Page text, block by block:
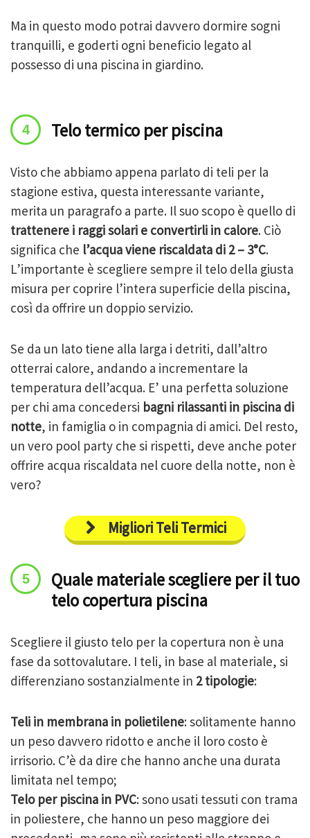
Ma in questo modo potrai davvero dormire sogni
tranquilli, e goderti ogni beneficio legato al
possesso di una piscina in giardino.
Telo termico per piscina
Visto che abbiamo appena parlato di teli per la
stagione estiva, questa interessante variante,
merita un paragrafo a parte. Il suo scopo è quello di
trattenere i raggi solari e convertirli in calore. Ciò
significa che l’acqua viene riscaldata di 2 – 3°C.
L’importante è scegliere sempre il telo della giusta
misura per coprire l’intera superficie della piscina,
così da offrire un doppio servizio.
Se da un lato tiene alla larga i detriti, dall’altro
otterrai calore, andando a incrementare la
temperatura dell’acqua. E’ una perfetta soluzione
per chi ama concedersi bagni rilassanti in piscina di
notte, in famiglia o in compagnia di amici. Del resto,
un vero pool party che si rispetti, deve anche poter
offrire acqua riscaldata nel cuore della notte, non è
vero?
Migliori Teli Termici
Quale materiale scegliere per il tuo
telo copertura piscina
Scegliere il giusto telo per la copertura non è una
fase da sottovalutare. I teli, in base al materiale, si
differenziano sostanzialmente in 2 tipologie:
Teli in membrana in polietilene: solitamente hanno
un peso davvero ridotto e anche il loro costo è
irrisorio. C’è da dire che hanno anche una durata
limitata nel tempo;
Telo per piscina in PVC: sono usati tessuti con trama
in poliestere, che hanno un peso maggiore dei